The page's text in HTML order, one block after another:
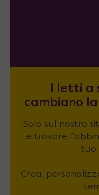
I letti a
cambiano
Solo sul nostro
e trovare
tuo
Crea,